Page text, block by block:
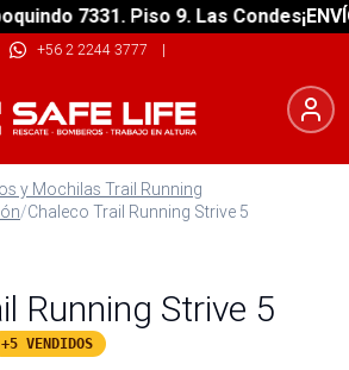
7331. Piso 9. Las Condes¡ENVÍO
+56 2 2244 3777 |
y Mochilas Trail Running
/Chaleco Trail Running Strive 5
Running Strive 5
+5 VENDIDOS